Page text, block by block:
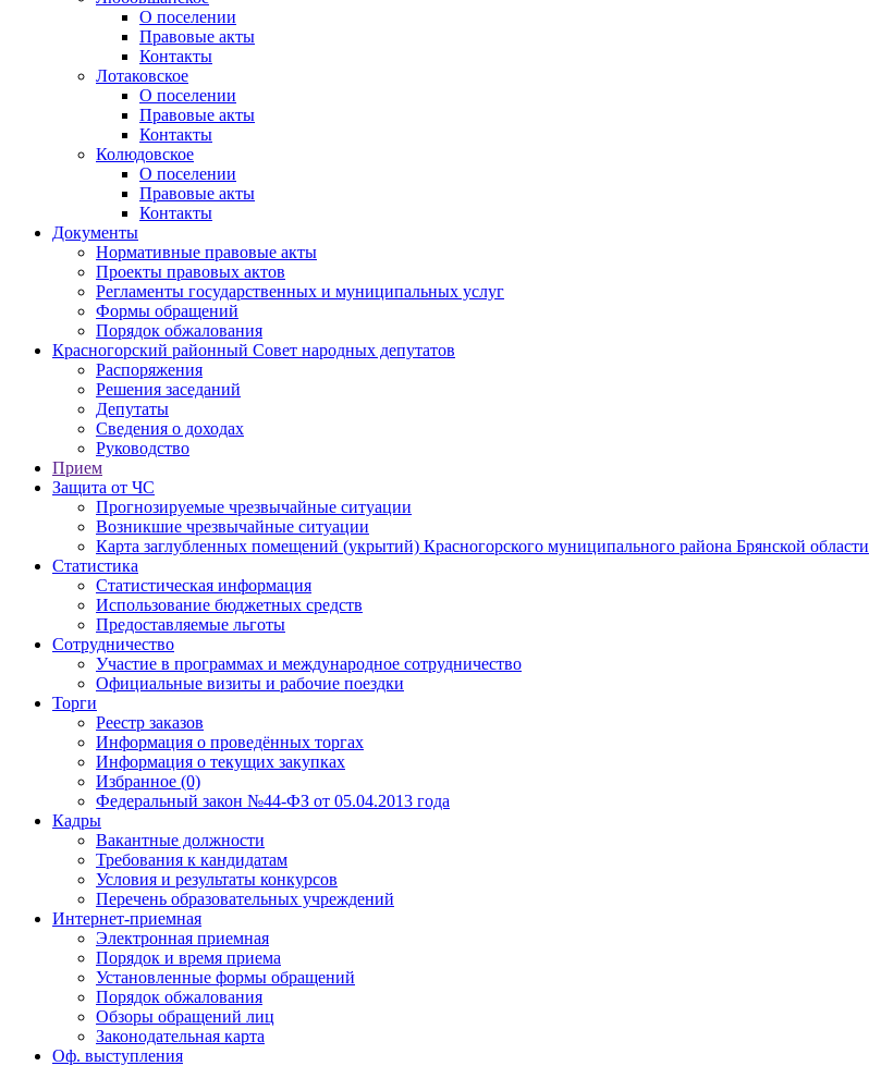
О поселении
Правовые акты
Контакты
Лотаковское
О поселении
Правовые акты
Контакты
Колюдовское
О поселении
Правовые акты
Контакты
Документы
Нормативные правовые акты
Проекты правовых актов
Регламенты государственных и муниципальных услуг
Формы обращений
Порядок обжалования
Красногорский районный Совет народных депутатов
Распоряжения
Решения заседаний
Депутаты
Сведения о доходах
Руководство
Прием
Защита от ЧС
Прогнозируемые чрезвычайные ситуации
Возникшие чрезвычайные ситуации
Карта заглубленных помещений (укрытий) Красногорского муниципального района Брянской области
Статистика
Статистическая информация
Использование бюджетных средств
Предоставляемые льготы
Сотрудничество
Участие в программах и международное сотрудничество
Официальные визиты и рабочие поездки
Торги
Реестр заказов
Информация о проведённых торгах
Информация о текущих закупках
Избранное (0)
Федеральный закон №44-ФЗ от 05.04.2013 года
Кадры
Вакантные должности
Требования к кандидатам
Условия и результаты конкурсов
Перечень образовательных учреждений
Интернет-приемная
Электронная приемная
Порядок и время приема
Установленные формы обращений
Порядок обжалования
Обзоры обращений лиц
Законодательная карта
Оф. выступления